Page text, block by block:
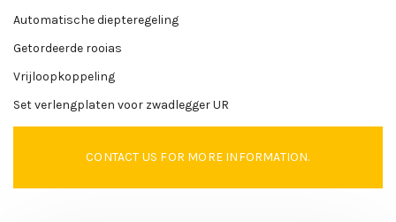
Automatische diepteregeling
Getordeerde rooias
Vrijloopkoppeling
Set verlengplaten voor zwadlegger UR
CONTACT US FOR MORE INFORMATION.